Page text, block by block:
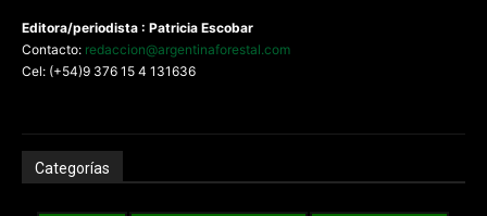
Editora/periodista : Patricia Escobar
Contacto: redaccion@argentinaforestal.com
Cel: (+54)9 376 15 4 131636
Categorías